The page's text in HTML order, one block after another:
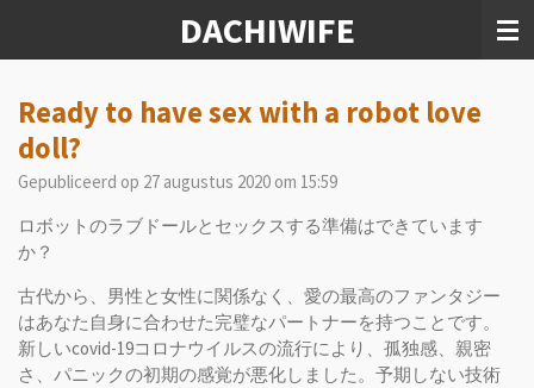
de
hoofdinhoud
DACHIWIFE
Ready to have sex with a robot love
doll?
Gepubliceerd op 27 augustus 2020 om 15:59
ロボットのラブドールとセックスする準備はできています
か？
古代から、男性と女性に関係なく、愛の最高のファンタジー
はあなた自身に合わせた完璧なパートナーを持つことです。
新しいcovid-19コロナウイルスの流行により、孤独感、親密
さ、パニックの初期の感覚が悪化しました。予期しない技術